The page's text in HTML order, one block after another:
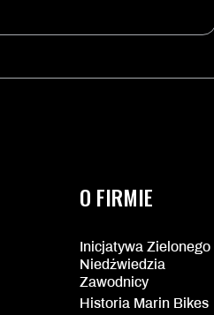
O FIRMIE
Inicjatywa Zielonego
Niedźwiedzia
Zawodnicy
Historia Marin Bikes